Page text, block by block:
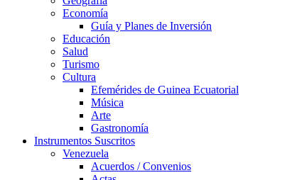
Economía
Guía y Planes de Inversión
Educación
Salud
Turismo
Cultura
Efemérides de Guinea Ecuatorial
Música
Arte
Gastronomía
Instrumentos Suscritos
Venezuela
Acuerdos / Convenios